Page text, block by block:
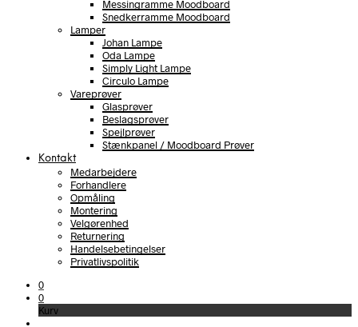
Messingramme Moodboard
Snedkerramme Moodboard
Lamper
Johan Lampe
Oda Lampe
Simply Light Lampe
Circulo Lampe
Vareprøver
Glasprøver
Beslagsprøver
Spejlprøver
Stænkpanel / Moodboard Prøver
Kontakt
Medarbejdere
Forhandlere
Opmåling
Montering
Velgørenhed
Returnering
Handelsebetingelser
Privatlivspolitik
0
0
Kurv